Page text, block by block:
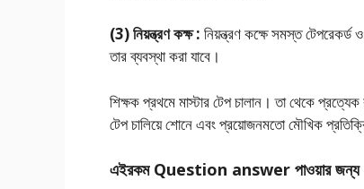
(3) নিয়ন্ত্রণ কক্ষ : নিয়ন্ত্রণ কক্ষে সমস্ত টেপরেকর্ড
তার ব্যবস্থা করা যাবে।
শিক্ষক প্রথমে মাস্টার টেপ চালান। তা থেকে প্রত্যেক
টেপ চালিয়ে শােনে এবং প্রয়ােজনমতাে মৌখিক
এইরকম Question answer পাওয়ার